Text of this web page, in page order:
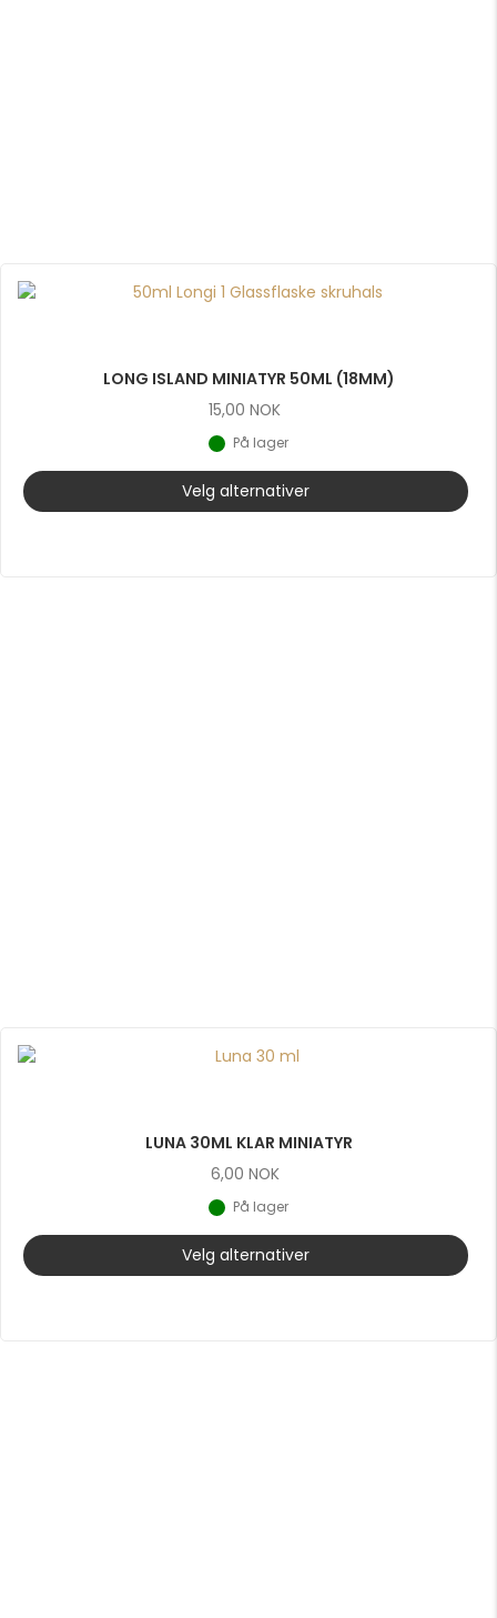
LONG ISLAND MINIATYR 50ML (18MM)
15,00 NOK
På lager
Velg alternativer
LUNA 30ML KLAR MINIATYR
6,00 NOK
På lager
Velg alternativer